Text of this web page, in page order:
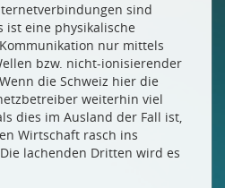
sind
ist eine physikalische
nur mittels
bzw. nicht-ionisierender
die Schweiz hier die
weiterhin viel
dies im Ausland der Fall ist,
Wirtschaft rasch ins
lachenden Dritten wird es